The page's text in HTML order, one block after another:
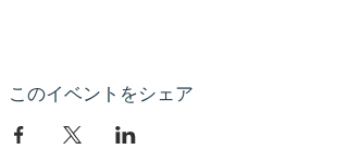
elo da nossa Corrente pelo Bem!
このイベントをシェア